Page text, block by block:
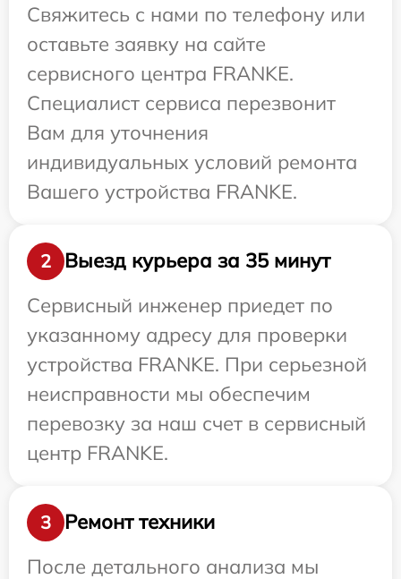
Свяжитесь с нами по телефону или
оставьте заявку на сайте
сервисного центра FRANKE.
Специалист сервиса перезвонит
Вам для уточнения
индивидуальных условий ремонта
Вашего устройства FRANKE.
2
Выезд курьера за 35 минут
Сервисный инженер приедет по
указанному адресу для проверки
устройства FRANKE. При серьезной
неисправности мы обеспечим
перевозку за наш счет в сервисный
центр FRANKE.
3
Ремонт техники
После детального анализа мы